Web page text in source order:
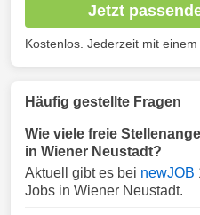
Jetzt
Kostenlos. Jederzeit mit einem
Häufig gestellte Fragen
Wie viele freie
in Wiener Neustadt?
Aktuell gibt es bei newJOB
Jobs in Wiener Neustadt.